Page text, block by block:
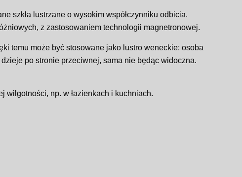
szkła lustrzane o wysokim współczynniku odbicia.
z zastosowaniem technologii magnetronowej.
temu może być stosowane jako lustro weneckie: osoba
po stronie przeciwnej, sama nie będąc widoczna.
wilgotności, np. w łazienkach i kuchniach.